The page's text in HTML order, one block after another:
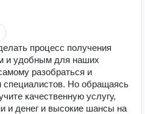
процесс получения
и удобным для наших
разобраться и
Но обращаясь
качественную услугу,
и денег и высокие шансы на